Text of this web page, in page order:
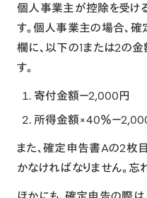
個人事業主が控除を受け
す。個人事業主の場合、
欄に、以下の1または2の金
す。
寄付金額－2,000円
所得金額×40％－
また、確定申告書Aの2枚
かなければなりません。忘